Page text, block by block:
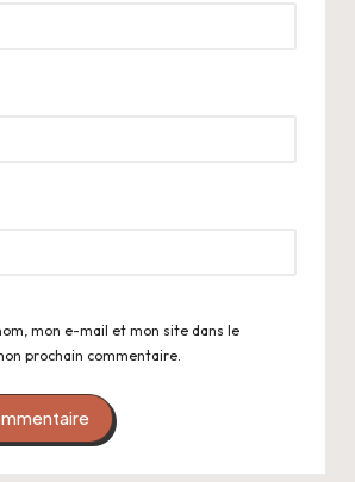
mon e-mail et mon site dans le
prochain commentaire.